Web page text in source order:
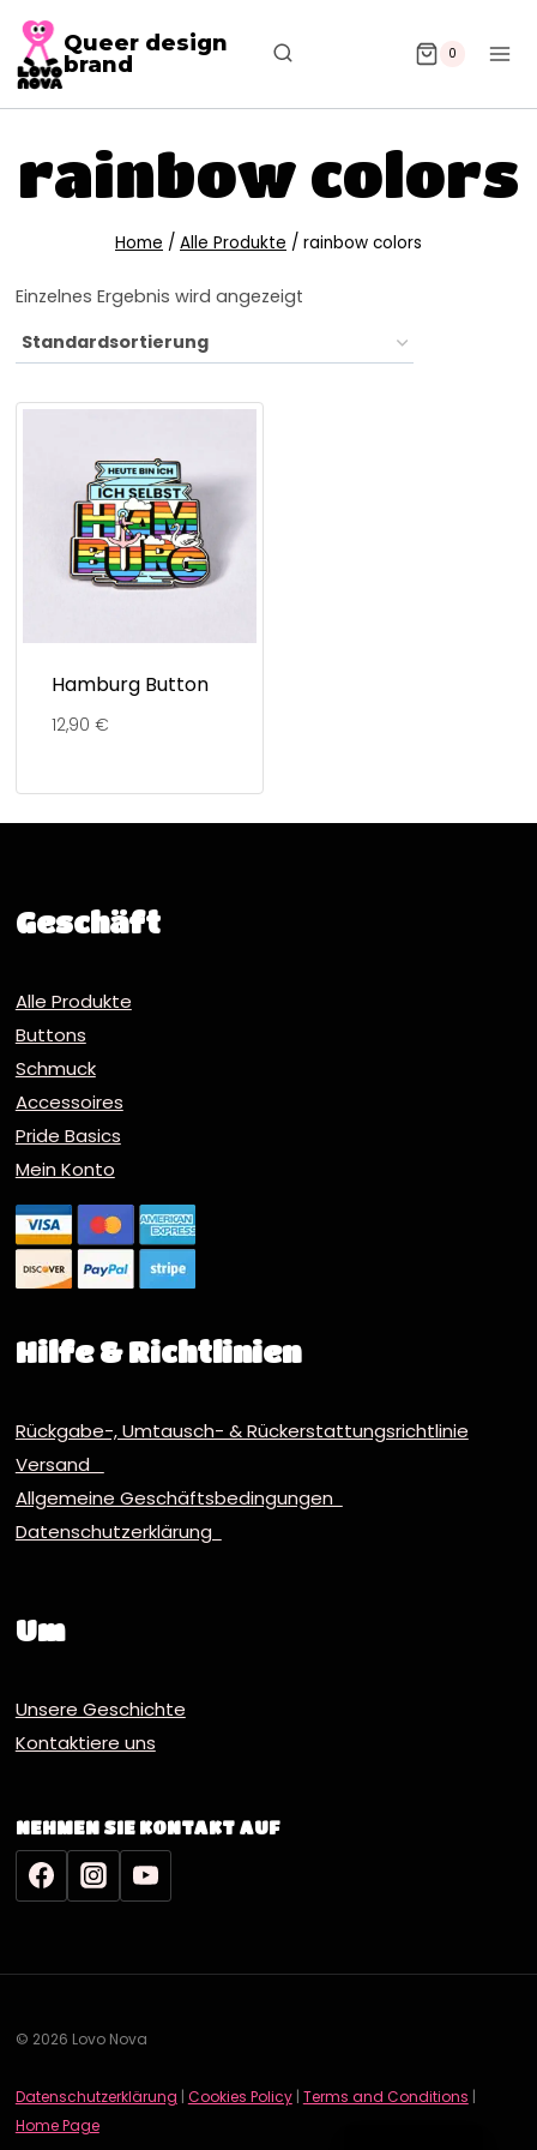
Queer design
brand
0
rainbow colors
Home / Alle Produkte / rainbow colors
Einzelnes Ergebnis wird angezeigt
Hamburg Button
12,90 €
Geschäft
Alle Produkte
Buttons
Schmuck
Accessoires
Pride Basics
Mein Konto
Hilfe & Richtlinien
Rückgabe-, Umtausch- & Rückerstattungsrichtlinie
Versand
Allgemeine Geschäftsbedingungen
Datenschutzerklärung
Um
Unsere Geschichte
Kontaktiere uns
NEHMEN SIE KONTAKT AUF
© 2026 Lovo Nova
Datenschutzerklärung | Cookies Policy| Terms and Conditions |
Home Page